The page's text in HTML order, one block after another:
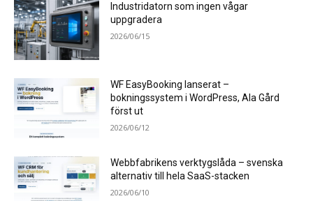
Industridatorn som ingen vågar
uppgradera
2026/06/15
WF EasyBooking lanserat –
bokningssystem i WordPress, Ala Gård
först ut
2026/06/12
Webbfabrikens verktygslåda – svenska
alternativ till hela SaaS-stacken
2026/06/10